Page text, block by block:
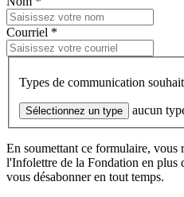
Courriel *
Types de communication
Sélectionnez un type aucun
En soumettant ce formulaire, vous
l'Infolettre de la Fondation en plus
vous désabonner en tout temps.